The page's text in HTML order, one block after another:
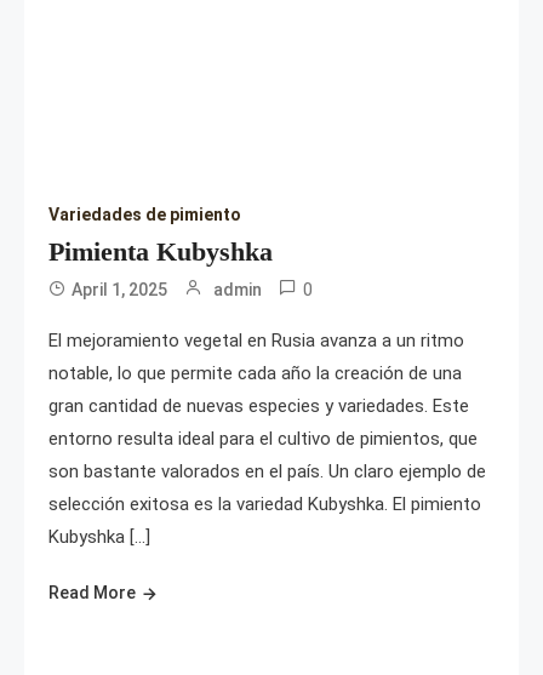
Variedades de pimiento
Pimienta Kubyshka
April 1, 2025 admin 0
El mejoramiento vegetal en Rusia avanza a un ritmo
notable, lo que permite cada año la creación de una
gran cantidad de nuevas especies y variedades. Este
entorno resulta ideal para el cultivo de pimientos, que
son bastante valorados en el país. Un claro ejemplo de
selección exitosa es la variedad Kubyshka. El pimiento
Kubyshka […]
Read More